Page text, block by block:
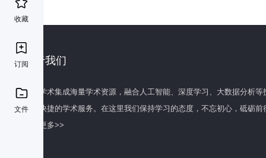
收藏
订阅
文件
关于我们
百度学术集成海量学术资源，融合人工智能、深度学习、大数据分析
全面快捷的学术服务。在这里我们保持学习的态度，不忘初心，砥砺前
了解更多>>